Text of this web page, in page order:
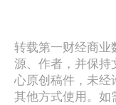
转载第一财经商业
源、作者，并保持
心原创稿件，未经
其他方式使用。如